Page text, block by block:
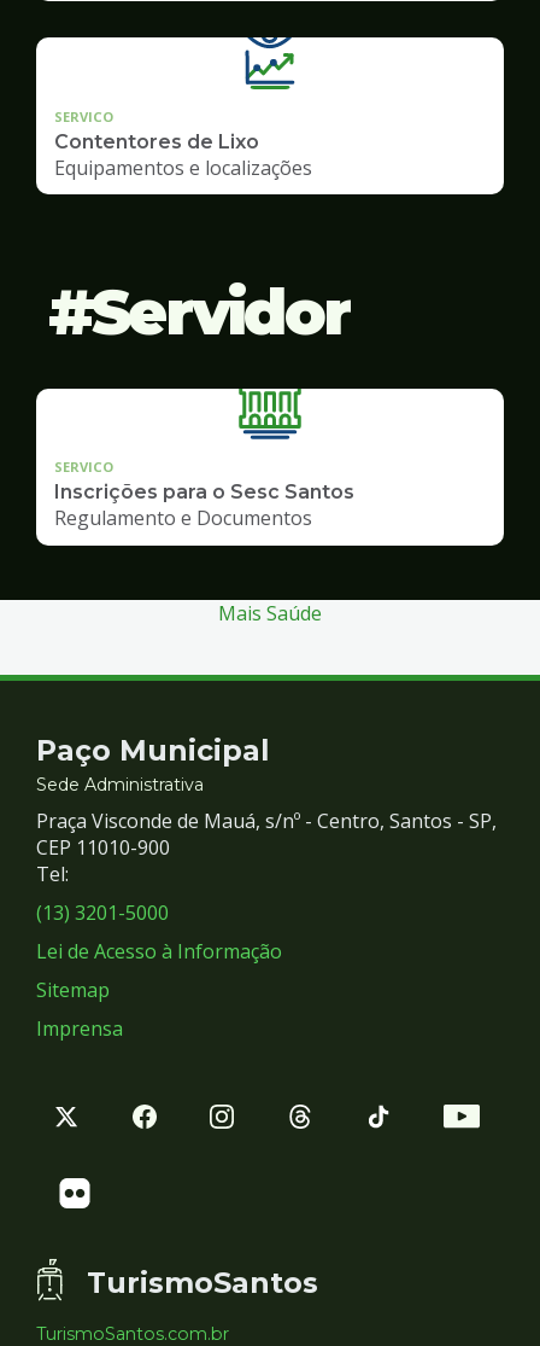
SERVICO
Contentores de Lixo
Equipamentos e localizações
Servidor
SERVICO
Inscrições para o Sesc Santos
Regulamento e Documentos
Mais Saúde
Contato
e
Redes
Sociais
Paço Municipal
Sede Administrativa
Praça Visconde de Mauá, s/nº - Centro, Santos - SP,
CEP 11010-900
Tel:
(13) 3201-5000
Lei de Acesso à Informação
Sitemap
Imprensa
TurismoSantos
TurismoSantos.com.br